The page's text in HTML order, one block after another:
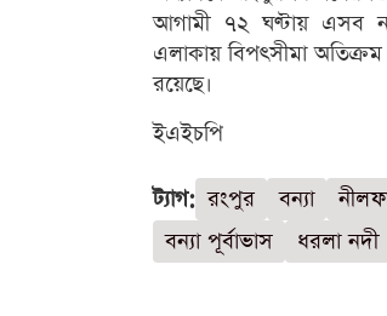
আগামী ৭২ ঘণ্টায় এসব
এলাকায় বিপৎসীমা অতিক্রম
রয়েছে।
ইএইচপি
ট্যাগ: রংপুর বন্যা
বন্যা পূর্বাভাস
ধরলা নদী